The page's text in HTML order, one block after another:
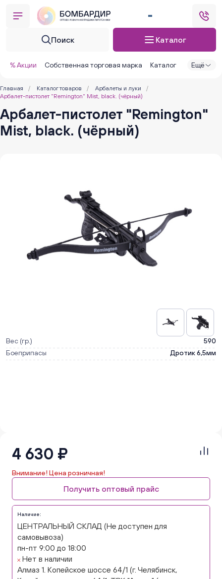
Поиск Каталог
% Акции Собственная торговая марка Каталог Ещё
Главная / Каталог товаров / Арбалеты и луки
/
Арбалет-пистолет "Remington" Mist, black. (чёрный)
Арбалет-пистолет "Remington"
Mist, black. (чёрный)
Вес (гр.)
590
Боеприпасы
Дротик 6,5мм
4 630 ₽
Внимание! Цена розничная!
Получить оптовый прайс
Наличие:
ЦЕНТРАЛЬНЫЙ СКЛАД (Не доступен для
самовывоза)
пн-пт 9:00 до 18:00
Нет в наличии
Алмаз 1. Копейское шоссе 64/1 (г. Челябинск,